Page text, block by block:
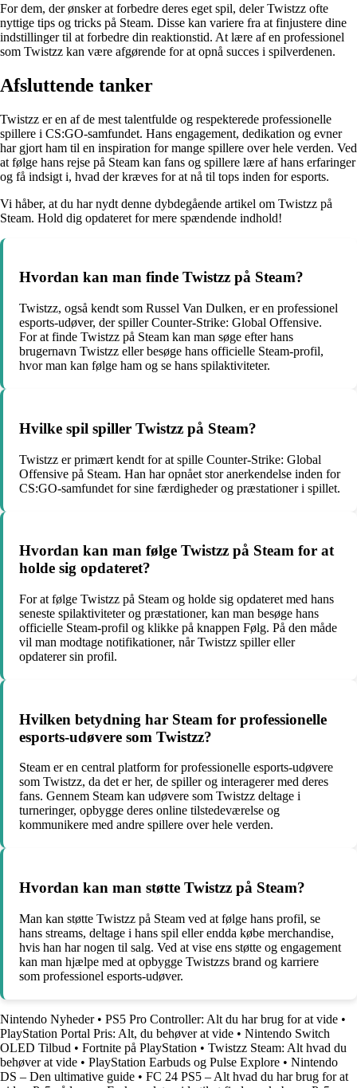
For dem, der ønsker at forbedre deres eget spil, deler Twistzz ofte
nyttige tips og tricks på Steam. Disse kan variere fra at finjustere dine
indstillinger til at forbedre din reaktionstid. At lære af en professionel
som Twistzz kan være afgørende for at opnå succes i spilverdenen.
Afsluttende tanker
Twistzz er en af de mest talentfulde og respekterede professionelle
spillere i CS:GO-samfundet. Hans engagement, dedikation og evner
har gjort ham til en inspiration for mange spillere over hele verden. Ved
at følge hans rejse på Steam kan fans og spillere lære af hans erfaringer
og få indsigt i, hvad der kræves for at nå til tops inden for esports.
Vi håber, at du har nydt denne dybdegående artikel om Twistzz på
Steam. Hold dig opdateret for mere spændende indhold!
Hvordan kan man finde Twistzz på Steam?
Twistzz, også kendt som Russel Van Dulken, er en professionel
esports-udøver, der spiller Counter-Strike: Global Offensive.
For at finde Twistzz på Steam kan man søge efter hans
brugernavn Twistzz eller besøge hans officielle Steam-profil,
hvor man kan følge ham og se hans spilaktiviteter.
Hvilke spil spiller Twistzz på Steam?
Twistzz er primært kendt for at spille Counter-Strike: Global
Offensive på Steam. Han har opnået stor anerkendelse inden for
CS:GO-samfundet for sine færdigheder og præstationer i spillet.
Hvordan kan man følge Twistzz på Steam for at
holde sig opdateret?
For at følge Twistzz på Steam og holde sig opdateret med hans
seneste spilaktiviteter og præstationer, kan man besøge hans
officielle Steam-profil og klikke på knappen Følg. På den måde
vil man modtage notifikationer, når Twistzz spiller eller
opdaterer sin profil.
Hvilken betydning har Steam for professionelle
esports-udøvere som Twistzz?
Steam er en central platform for professionelle esports-udøvere
som Twistzz, da det er her, de spiller og interagerer med deres
fans. Gennem Steam kan udøvere som Twistzz deltage i
turneringer, opbygge deres online tilstedeværelse og
kommunikere med andre spillere over hele verden.
Hvordan kan man støtte Twistzz på Steam?
Man kan støtte Twistzz på Steam ved at følge hans profil, se
hans streams, deltage i hans spil eller endda købe merchandise,
hvis han har nogen til salg. Ved at vise ens støtte og engagement
kan man hjælpe med at opbygge Twistzzs brand og karriere
som professionel esports-udøver.
Nintendo Nyheder• PS5 Pro Controller: Alt du har brug for at vide •
PlayStation Portal Pris: Alt, du behøver at vide • Nintendo Switch
OLED Tilbud • Fortnite på PlayStation • Twistzz Steam: Alt hvad du
behøver at vide • PlayStation Earbuds og Pulse Explore • Nintendo
DS – Den ultimative guide • FC 24 PS5 – Alt hvad du har brug for at